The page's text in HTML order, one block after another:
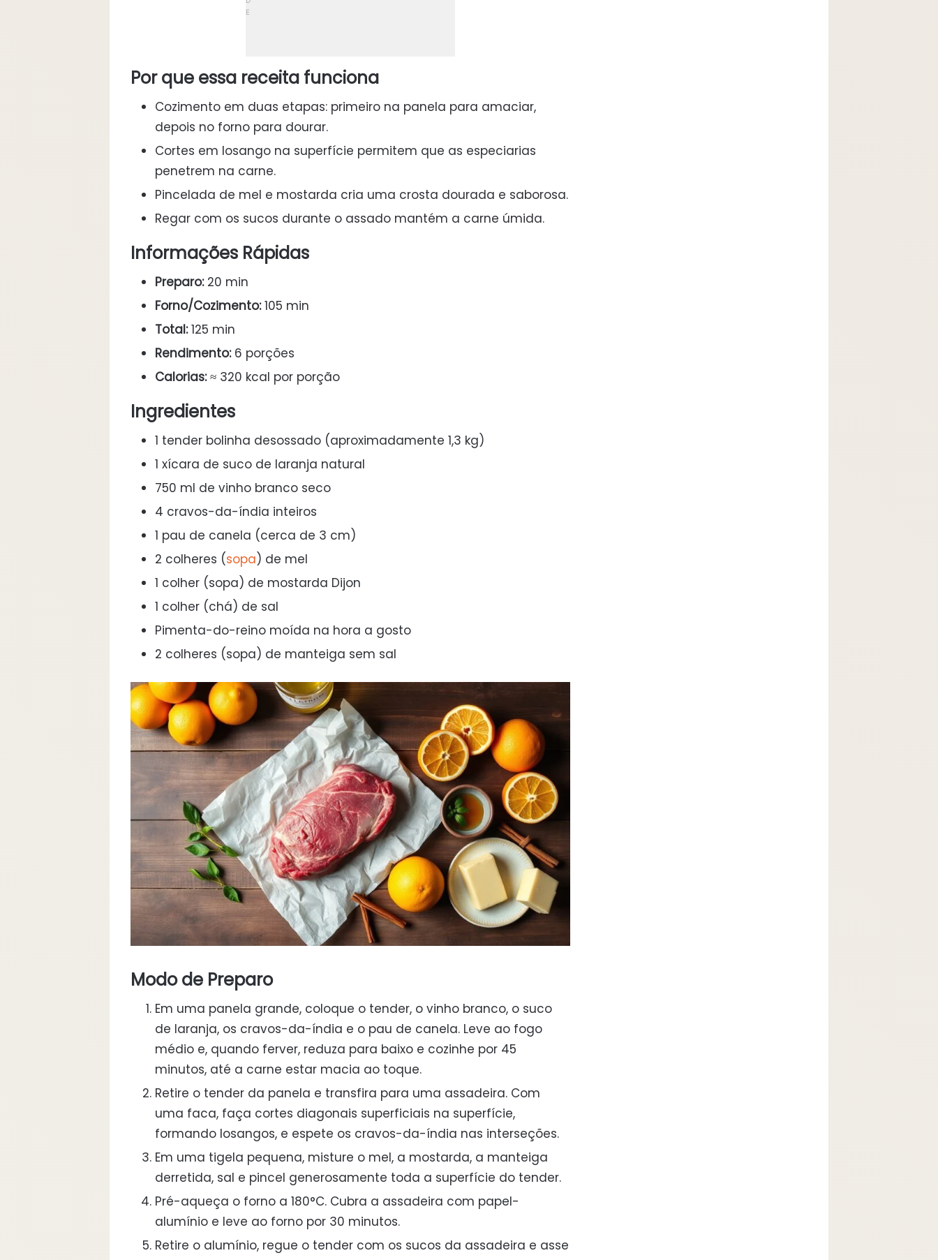
Por que essa receita funciona
Cozimento em duas etapas: primeiro na panela para amaciar,
depois no forno para dourar.
Cortes em losango na superfície permitem que as especiarias
penetrem na carne.
Pincelada de mel e mostarda cria uma crosta dourada e saborosa.
Regar com os sucos durante o assado mantém a carne úmida.
Informações Rápidas
Preparo:20 min
Forno/Cozimento:105 min
Total:125 min
Rendimento:6 porções
Calorias:≈ 320 kcal por porção
Ingredientes
1 tender bolinha desossado (aproximadamente 1,3 kg)
1 xícara de suco de laranja natural
750 ml de vinho branco seco
4 cravos-da-índia inteiros
1 pau de canela (cerca de 3 cm)
2 colheres (sopa) de mel
1 colher (sopa) de mostarda Dijon
1 colher (chá) de sal
Pimenta-do-reino moída na hora a gosto
2 colheres (sopa) de manteiga sem sal
Modo de Preparo
Em uma panela grande, coloque o tender, o vinho branco, o suco
de laranja, os cravos-da-índia e o pau de canela. Leve ao fogo
médio e, quando ferver, reduza para baixo e cozinhe por 45
minutos, até a carne estar macia ao toque.
Retire o tender da panela e transfira para uma assadeira. Com
uma faca, faça cortes diagonais superficiais na superfície,
formando losangos, e espete os cravos-da-índia nas interseções.
Em uma tigela pequena, misture o mel, a mostarda, a manteiga
derretida, sal e pincel generosamente toda a superfície do tender.
Pré-aqueça o forno a 180°C. Cubra a assadeira com papel-
alumínio e leve ao forno por 30 minutos.
Retire o alumínio, regue o tender com os sucos da assadeira e asse